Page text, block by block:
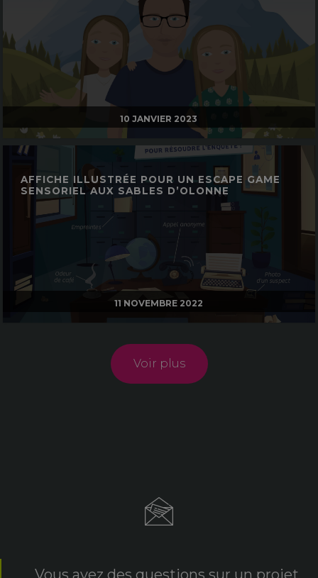
10 JANVIER 2023
11 NOVEMBRE 2022
AFFICHE ILLUSTRÉE POUR UN ESCAPE GAME
SENSORIEL AUX SABLES D’OLONNE
Voir plus
Vous avez des questions sur un projet